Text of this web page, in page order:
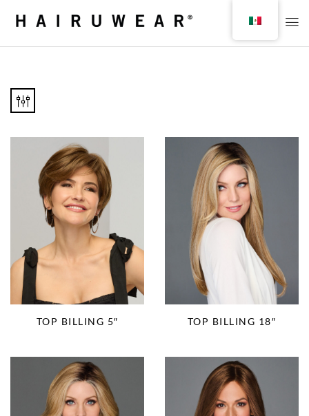
TOP BILLING 5″ TOP BILLING 18″